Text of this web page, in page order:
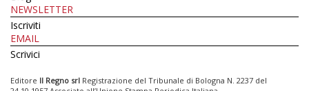
NEWSLETTER
Iscriviti
EMAIL
Scrivici
Editore Il Regno srl Registrazione del Tribunale di Bologna N. 2237 del